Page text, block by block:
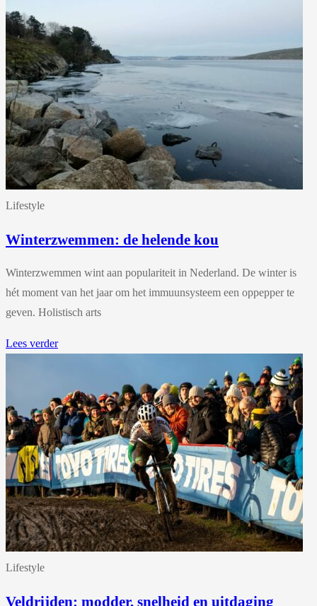
Lifestyle
Winterzwemmen: de helende kou
Winterzwemmen wint aan populariteit in Nederland. De winter is
hét moment van het jaar om het immuunsysteem een oppepper te
geven. Holistisch arts
Lees verder
Lifestyle
Veldrijden: modder, snelheid en uitdaging